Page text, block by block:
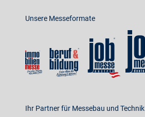
Unsere Messeformate
Ihr Partner für Messebau und Technik